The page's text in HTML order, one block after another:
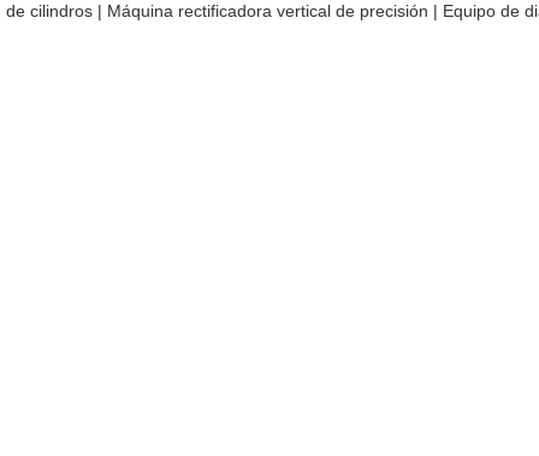
de cilindros | Máquina rectificadora vertical de precisión | Equipo de